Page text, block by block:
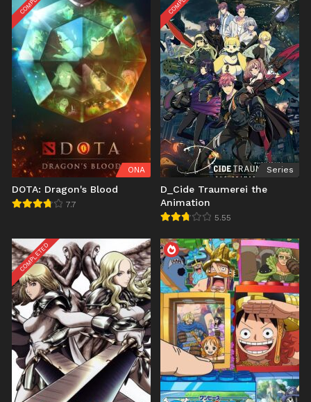
ONA
DOTA: Dragon's Blood
7.7
Series
D_Cide Traumerei the
Animation
5.55
COMPLETED